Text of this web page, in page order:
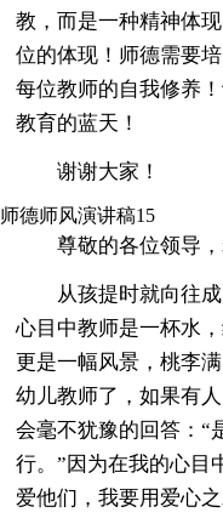
教，而是一种精神体
位的体现！师德需要
每位教师的自我修养
教育的蓝天！
谢谢大家！
师德师风演讲稿15
尊敬的各位领导，
从孩提时就向往
心目中教师是一杯水
更是一幅风景，桃李
幼儿教师了，如果有
会毫不犹豫的回答：“
行。”因为在我的心目
爱他们，我要用爱心